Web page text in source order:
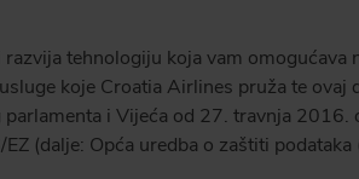
tehnologiju koja vam omogućava
koje Croatia Airlines pruža te ovaj
i Vijeća od 27. travnja 2016.
(dalje: Opća uredba o zaštiti podataka